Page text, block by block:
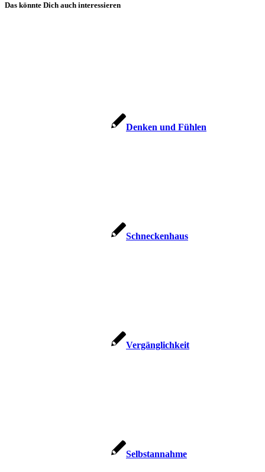
Das könnte Dich auch interessieren
Den­ken und Fühlen
Schne­cken­haus
Ver­gäng­lich­keit
Selbst­an­nah­me